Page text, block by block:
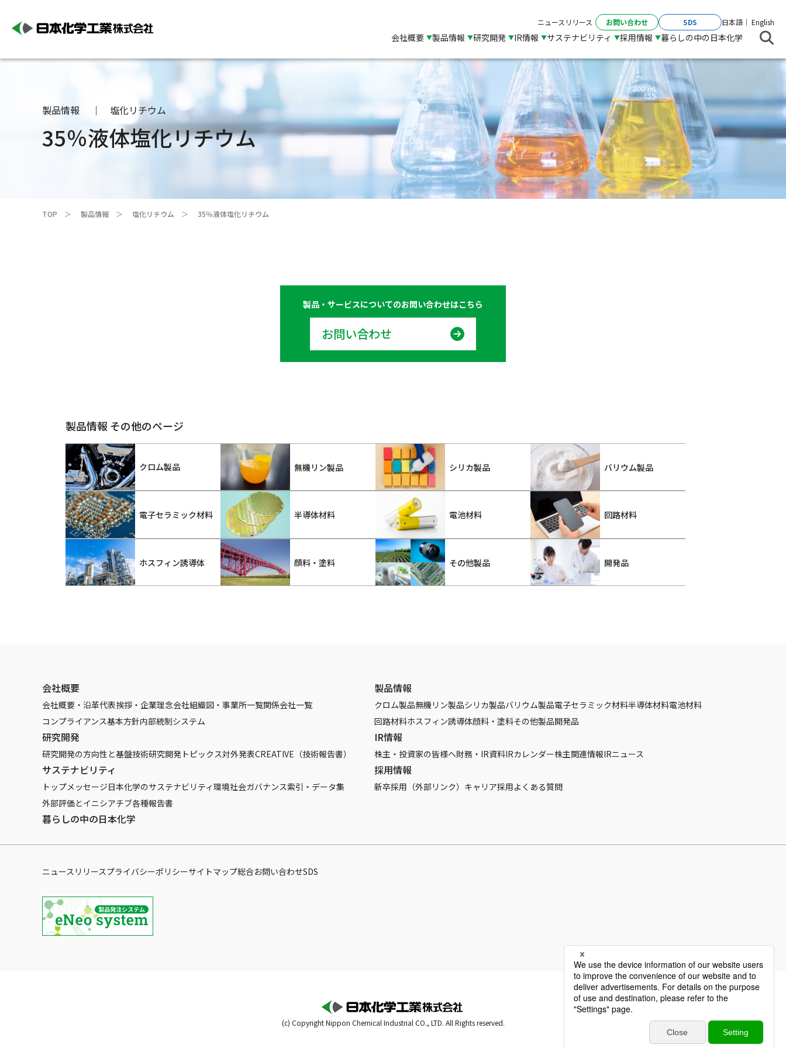
ニュースリリース お問い合わせ SDS English
日本語
会社概要 製品情報 研究開発 IR情報 サステナビリティ 採用情報 暮らしの中の日本化学
製品情報 塩化リチウム
35％液体塩化リチウム
TOP 製品情報 塩化リチウム 35％液体塩化リチウム
製品・サービスについてのお問い合わせはこちら
お問い合わせ
製品情報 その他のページ
クロム製品 無機リン製品 シリカ製品 バリウム製品
電子セラミック材料 半導体材料 電池材料 回路材料
ホスフィン誘導体 顔料・塗料 その他製品 開発品
会社概要
会社概要・沿革代表挨拶・企業理念会社組織図・事業所一覧関係会社一覧
コンプライアンス基本方針内部統制システム
製品情報
クロム製品無機リン製品シリカ製品バリウム製品電子セラミック材料半導体材料電池材料
回路材料ホスフィン誘導体顔料・塗料その他製品開発品
研究開発
研究開発の方向性と基盤技術研究開発トピックス対外発表CREATIVE（技術報告書）
IR情報
株主・投資家の皆様へ財務・IR資料IRカレンダー株主関連情報IRニュース
サステナビリティ
トップメッセージ日本化学のサステナビリティ環境社会ガバナンス索引・データ集
外部評価とイニシアチブ各種報告書
採用情報
新卒採用（外部リンク） キャリア採用よくある質問
暮らしの中の日本化学
ニュースリリースプライバシーポリシーサイトマップ総合お問い合わせSDS
(c) Copyright Nippon Chemical Industrial CO., LTD. All Rights reserved.